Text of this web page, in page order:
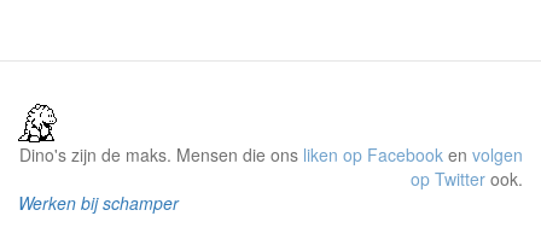
Dino's zijn de maks. Mensen die ons liken op Facebook en volgen
op Twitter ook.
Werken bij schamper